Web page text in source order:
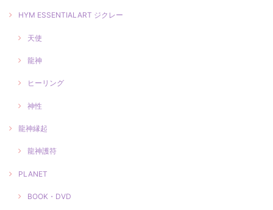
HYM ESSENTIALART ジクレー
天使
龍神
ヒーリング
神性
龍神縁起
龍神護符
PLANET
BOOK・DVD